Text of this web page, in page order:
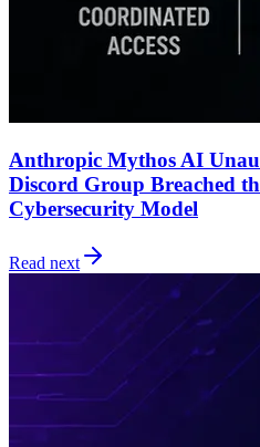
Anthropic Mythos AI
Discord Group Breached
Cybersecurity Model
Read next